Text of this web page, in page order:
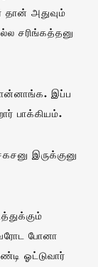
அதுவும்
சரிங்கத்தனு
இப்ப
பாக்கியம்.
இருக்குனு
போனா
ஓட்டுவார்